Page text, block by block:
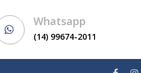
Whatsapp
(14) 99674-2011